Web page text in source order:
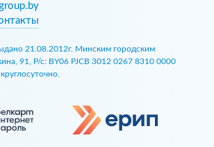
21.08.2012г. Минским городским
91, Р/с: BY06 PJCB 3012 0267 8310 0000